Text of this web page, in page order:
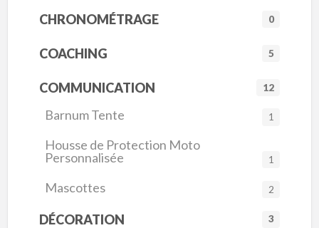
CHRONOMÉTRAGE 0
COACHING 5
COMMUNICATION 12
Barnum Tente 1
Housse de Protection Moto
Personnalisée
1
Mascottes 2
DÉCORATION 3